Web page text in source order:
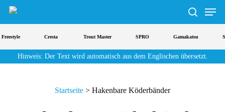
Zum
springen
Suche
Menü
Cresta Trout Master SPRO Gamakatsu
Hinweis: Der Text wird automatisch aus dem Englischen übersetzt.
Startseite > Hakenbare Köderbänder